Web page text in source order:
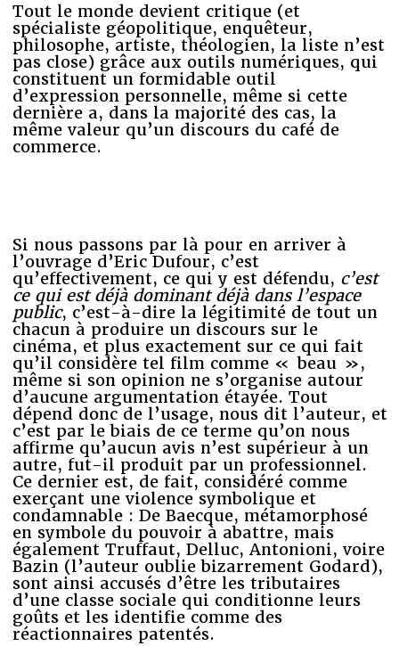
Tout le monde devient critique (et
spécialiste géopolitique, enquêteur,
philosophe, artiste, théologien, la liste n’est
pas close) grâce aux outils numériques, qui
constituent un formidable outil
d’expression personnelle, même si cette
dernière a, dans la majorité des cas, la
même valeur qu’un discours du café de
commerce.
Si nous passons par là pour en arriver à
l’ouvrage d’Eric Dufour, c’est
qu’effectivement, ce qui y est défendu, c’est
ce qui est déjà dominant déjà dans l’espace
public, c’est-à-dire la légitimité de tout un
chacun à produire un discours sur le
cinéma, et plus exactement sur ce qui fait
qu’il considère tel film comme « beau »,
même si son opinion ne s’organise autour
d’aucune argumentation étayée. Tout
dépend donc de l’usage, nous dit l’auteur, et
c’est par le biais de ce terme qu’on nous
affirme qu’aucun avis n’est supérieur à un
autre, fut-il produit par un professionnel.
Ce dernier est, de fait, considéré comme
exerçant une violence symbolique et
condamnable : De Baecque, métamorphosé
en symbole du pouvoir à abattre, mais
également Truffaut, Delluc, Antonioni, voire
Bazin (l’auteur oublie bizarrement Godard),
sont ainsi accusés d’être les tributaires
d’une classe sociale qui conditionne leurs
goûts et les identifie comme des
réactionnaires patentés.